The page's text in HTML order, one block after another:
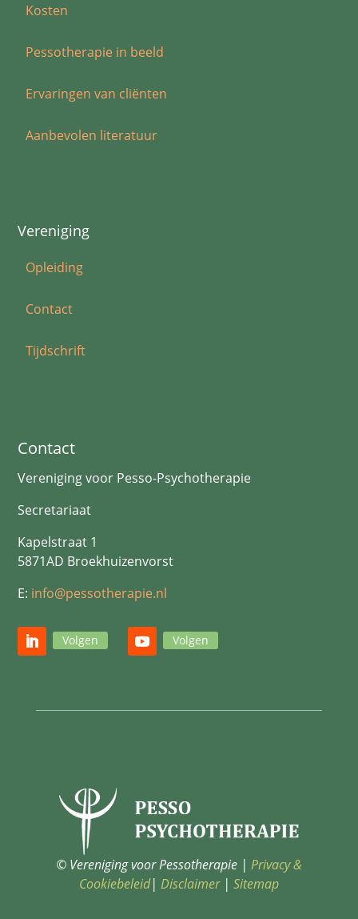
Kosten
Pessotherapie in beeld
Ervaringen van cliënten
Aanbevolen literatuur
Vereniging
Opleiding
Contact
Tijdschrift
Contact
Vereniging voor Pesso-Psychotherapie
Secretariaat
Kapelstraat 1
5871AD Broekhuizenvorst
E: info@pessotherapie.nl
Volgen Volgen
© Vereniging voor Pessotherapie | Privacy &
Cookiebeleid| Disclaimer| Sitemap